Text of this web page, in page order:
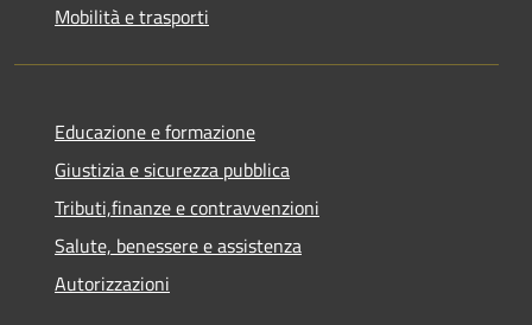
Mobilità e trasporti
Educazione e formazione
Giustizia e sicurezza pubblica
Tributi,finanze e contravvenzioni
Salute, benessere e assistenza
Autorizzazioni